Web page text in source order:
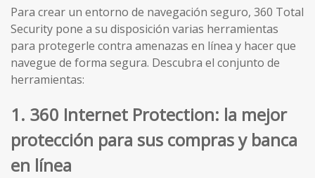
Para crear un entorno de navegación seguro, 360 Total
Security pone a su disposición varias herramientas
para protegerle contra amenazas en línea y hacer que
navegue de forma segura. Descubra el conjunto de
herramientas:
1. 360 Internet Protection: la mejor
protección para sus compras y banca
en línea